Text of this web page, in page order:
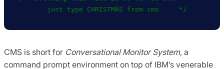
CMS is short for Conversational Monitor System, a
command prompt environment on top of IBM’s venerable